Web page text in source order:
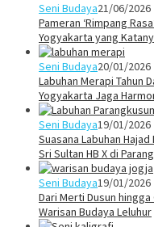
Seni Budaya21/06/2026
Pameran ‘Rimpang
Yogyakarta yang
Seni Budaya20/01/2026
Labuhan Merapi Tahun
Yogyakarta Jaga
Seni Budaya19/01/2026
Suasana Labuhan
Sri Sultan HB X di
Seni Budaya19/01/2026
Dari Merti Dusun
Warisan Budaya Leluhur